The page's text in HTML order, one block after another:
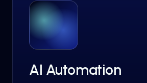
AI Automation